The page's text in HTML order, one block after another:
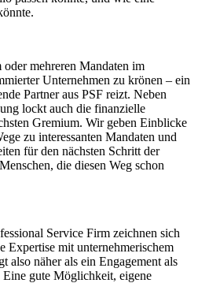
mehreren Mandaten im
Unternehmen zu krönen – ein
Partner aus PSF reizt. Neben
lockt auch die finanzielle
Gremium. Wir geben Einblicke
zu interessanten Mandaten und
für den nächsten Schritt der
die diesen Weg schon
Service Firm zeichnen sich
Expertise mit unternehmerischem
also näher als ein Engagement als
gute Möglichkeit, eigene